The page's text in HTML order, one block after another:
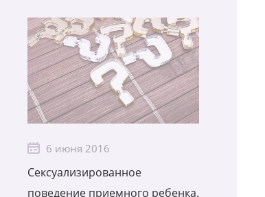
6 июня 2016
Сексуализированное
поведение приемного ребенка.